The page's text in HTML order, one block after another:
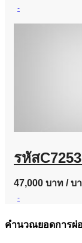
-
47,000 บาท / บ
-
คำนวณยอดการผ่